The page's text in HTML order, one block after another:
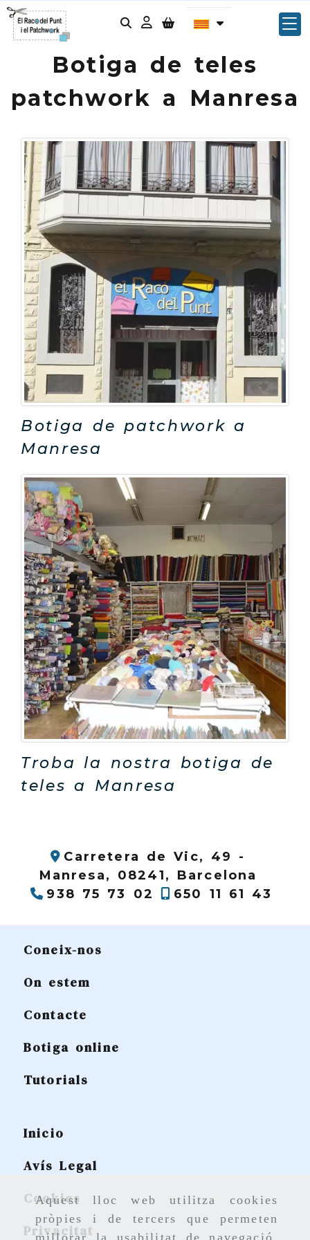
Aquest lloc web utilitza cookies
pròpies i de tercers que permeten
Identifícat
Botiga de teles
patchwork a Manresa
Botiga de patchwork a
Manresa
Troba la nostra botiga de
teles a Manresa
Carretera de Vic, 49 -
Manresa, 08241, Barcelona
938 75 73 02
650 11 61 43
Coneix-nos
On estem
Contacte
Botiga online
Tutorials
Inicio
Avís Legal
Cookies
Privacitat